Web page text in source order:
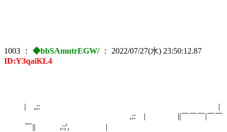
1003 ： ◆bbSAmutrEGW/： 2022/07/27(水) 23:50:12.87
ID:Y3qaiKL4
| ,;: |
,;: | ||￣￣￣|￣￣
￣|| ,:;', |